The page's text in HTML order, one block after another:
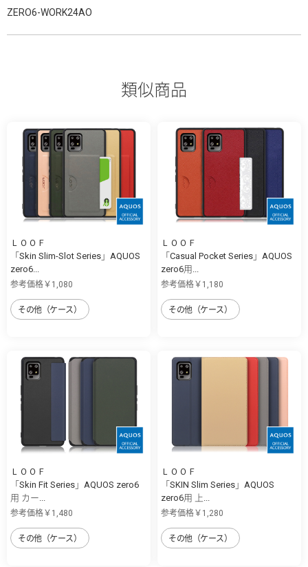
ZERO6-WORK24AO
類似商品
ＬＯＯＦ
「Skin Slim-Slot Series」AQUOS
zero6...
参考価格￥1,080
その他（ケース）
ＬＯＯＦ
「Casual Pocket Series」AQUOS
zero6用...
参考価格￥1,180
その他（ケース）
ＬＯＯＦ
「Skin Fit Series」AQUOS zero6
用 カー...
参考価格￥1,480
その他（ケース）
ＬＯＯＦ
「SKIN Slim Series」AQUOS
zero6用 上...
参考価格￥1,280
その他（ケース）